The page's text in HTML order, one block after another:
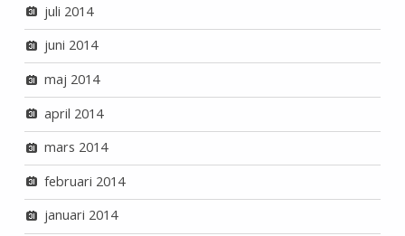
juli 2014
juni 2014
maj 2014
april 2014
mars 2014
februari 2014
januari 2014